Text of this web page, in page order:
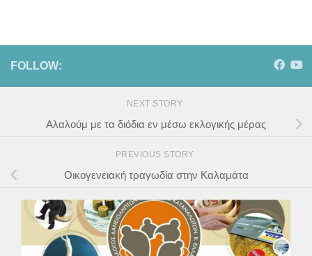
FOLLOW:
NEXT STORY
Αλαλούμ με τα διόδια εν μέσω εκλογικής μέρας
PREVIOUS STORY
Οικογενειακή τραγωδία στην Καλαμάτα